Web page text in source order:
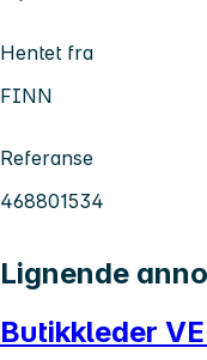
Hentet fra
FINN
Referanse
468801534
Lignende
Butikkleder